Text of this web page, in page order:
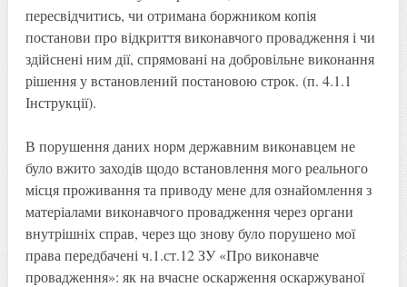
пересвідчитись, чи отримана боржником копія
постанови про відкриття виконавчого провадження і чи
здійснені ним дії, спрямовані на добровільне виконання
рішення у встановлений постановою строк. (п. 4.1.1
Інструкції).
В порушення даних норм державним виконавцем не
було вжито заходів щодо встановлення мого реального
місця проживання та приводу мене для ознайомлення з
матеріалами виконавчого провадження через органи
внутрішніх справ, через що знову було порушено мої
права передбачені ч.1.ст.12 ЗУ «Про виконавче
провадження»: як на вчасне оскарження оскаржуваної